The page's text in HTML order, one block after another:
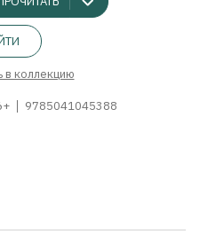
в коллекцию
9785041045388